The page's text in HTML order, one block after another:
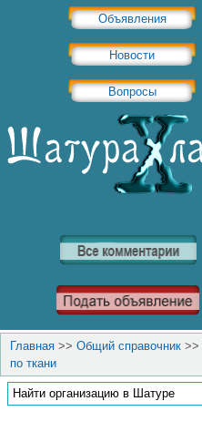
Объявления
Новости
Вопросы
Главная >> Общий справочник >>
по ткани